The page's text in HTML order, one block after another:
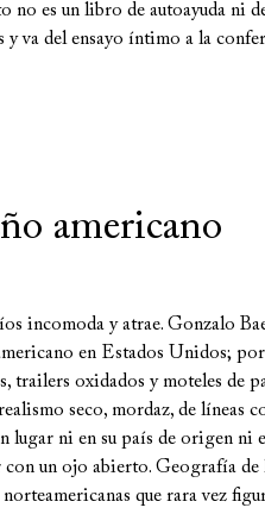
no es un libro de autoayuda ni
y va del ensayo íntimo a la
americano
incomoda y atrae. Gonzalo
en Estados Unidos;
trailers oxidados y moteles de
seco, mordaz, de líneas
lugar ni en su país de origen ni
un ojo abierto. Geografía de
que rara vez